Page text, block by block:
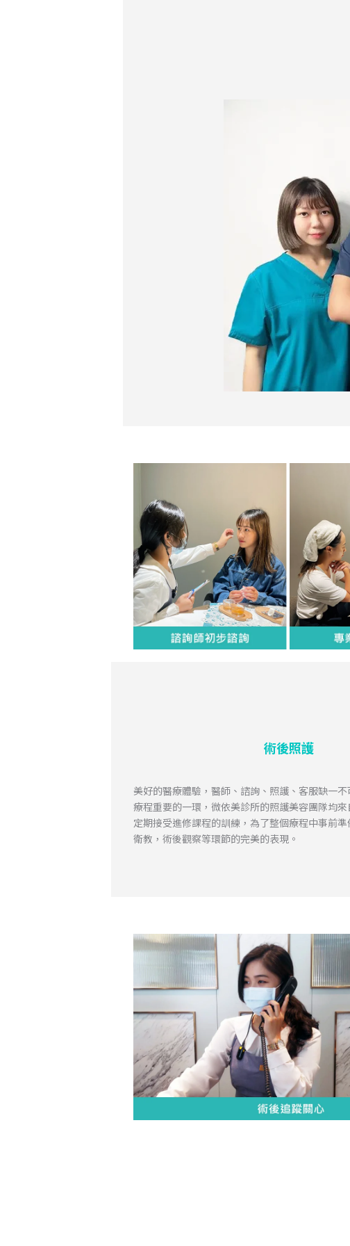
術後照護
美好的醫療體驗，醫師、諮詢、照護、客服缺一
療程重要的一環，微依美診所的照護美容團隊均
定期接受進修課程的訓練，為了整個療程中事前
衛教，術後觀察等環節的完美的表現。